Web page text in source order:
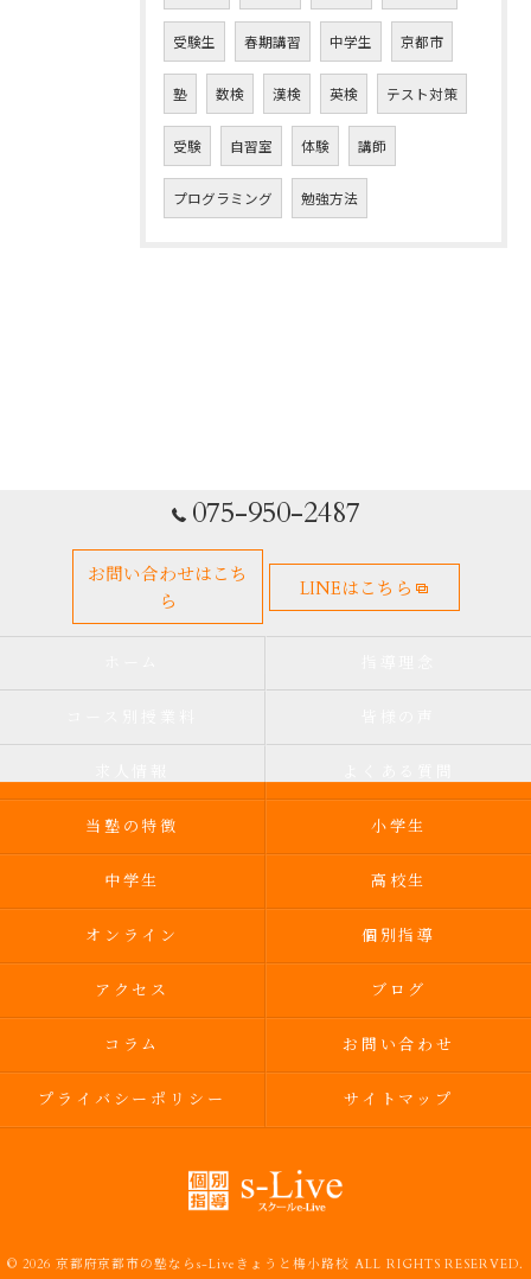
受験生 春期講習 中学生 京都市
塾 数検 漢検 英検 テスト対策
受験 自習室 体験 講師
プログラミング 勉強方法
075-950-2487
お問い合わせはこち
ら
LINEはこちら
当塾の特徴 小学生
中学生 高校生
オンライン 個別指導
アクセス ブログ
コラム お問い合わせ
プライバシーポリシー サイトマップ
© 2026 京都府京都市の塾ならs-Liveきょうと梅小路校 ALL RIGHTS RESERVED.